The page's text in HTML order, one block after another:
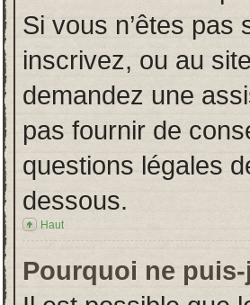
Si vous n’êtes pas
inscrivez, ou au
demandez une
pas fournir de
questions légales
dessous.
Haut
Pourquoi ne